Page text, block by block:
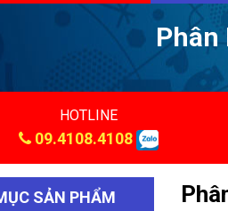
Phân
HOTLINE
09.4108.4108
SẢN PHẨM